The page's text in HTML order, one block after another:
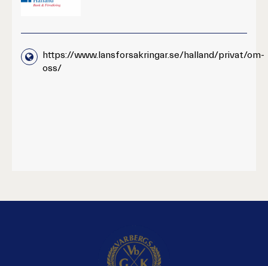
https://www.lansforsakringar.se/halland/privat/om-
oss/